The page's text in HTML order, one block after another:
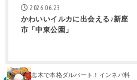
2026.06.23
かわいいイルカに出会える♪新座
市「中東公園」
志木で本格ダルバート！インネパ料